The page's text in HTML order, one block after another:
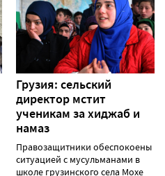
Грузия: сельский
директор мстит
ученикам за хиджаб и
намаз
Правозащитники обеспокоены
ситуацией с мусульманами в
школе грузинского села Мохе